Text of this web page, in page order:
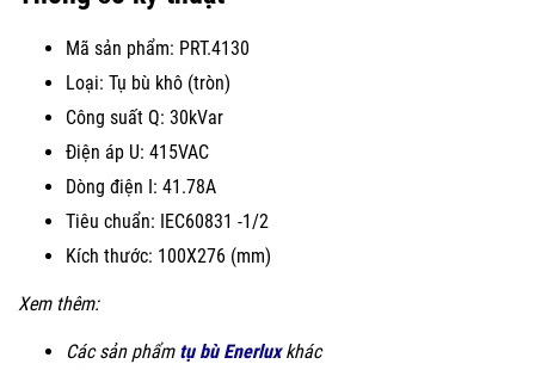
Mã sản phẩm: PRT.4130
Loại: Tụ bù khô (tròn)
Công suất Q: 30kVar
Điện áp U: 415VAC
Dòng điện I: 41.78A
Tiêu chuẩn: IEC60831 -1/2
Kích thước: 100X276 (mm)
Xem thêm:
Các sản phẩm tụ bù Enerluxkhác